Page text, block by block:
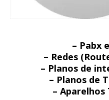
– Pabx
– Redes
– Planos de
– Planos de
– Aparelhos